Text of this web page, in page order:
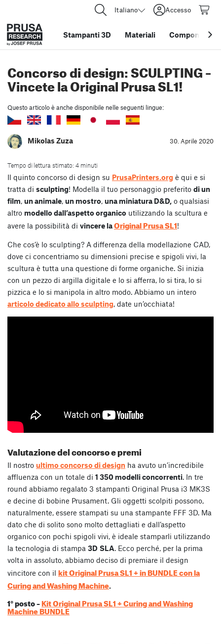
Italiano Accesso
Stampanti 3D Materiali Componenti e
Concorso di design: SCULPTING –
Vincete la Original Prusa SL1!
Questo articolo è anche disponibile nelle seguenti lingue:
Mikolas Zuza 30. Aprile 2020
Tempo di lettura stimato: 4 minuti
Il quinto concorso di design su PrusaPrinters.org è qui e si
tratta di sculpting! Modella il tuo personaggio preferito di un
film, un animale, un mostro, una miniatura D&D, o qualsiasi
altro modello dall’aspetto organico utilizzando la scultura e
avere la possibilità di vincere laOriginal Prusa SL1!
Che cos’è lo sculpting? A differenza della modellazione CAD,
dove ci concentriamo su dimensioni precise e spigoli vivi, la
scultura è tutta una questione di forme organiche. Si inizia
con un pezzo di argilla digitale e lo si afferra, lo si tira, lo si
pizzica e lo si manipola in altro modo. Abbiamo un intero
articolo dedicato allo sculpting, date un’occhiata!
Valutazione del concorso e premi
Il nostro ultimo concorso di design ha avuto un’incredibile
affluenza con un totale di 1 350 modelli concorrenti. In tre
round abbiamo regalato 3 stampanti Original Prusa i3 MK3S
e decine di bobine Prusament. Gli oggetti scolpiti possono,
naturalmente, essere stampati su una stampante FFF 3D. Ma
dato che di solito sono molto dettagliati e dall’aspetto
organico con pochi spigoli vivi, è ideale stamparli utilizzando
la tecnologia di stampa 3D SLA. Ecco perché, per la prima
volta in assoluto, abbiamo deciso di premiare il design
vincitore con il kit Original Prusa SL1 + in BUNDLE con la
Curing and Washing Machine.
1° posto –Kit Original Prusa SL1 + Curing and Washing
Machine BUNDLE